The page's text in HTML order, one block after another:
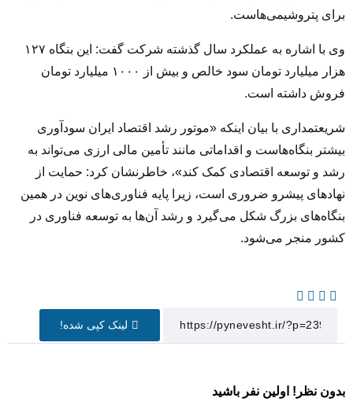
برای پتروشیمی‌هاست.
وی با اشاره به عملکرد سال گذشته شرکت گفت: این بنگاه ۱۲۷
هزار میلیارد تومان سود خالص و بیش از ۱۰۰۰ میلیارد تومان
فروش داشته است.
شریعتمداری با بیان اینکه «موتور رشد اقتصاد ایران سودآوری
بیشتر بنگاه‌هاست و اقداماتی مانند تأمین مالی ارزی می‌تواند به
رشد و توسعه اقتصادی کمک کند»، خاطرنشان کرد: حمایت از
نهادهای پیشرو ضروری است، زیرا پایه فناوری‌های نوین در همین
بنگاه‌های بزرگ شکل می‌گیرد و رشد آن‌ها به توسعه فناوری در
کشور منجر می‌شود.
لینک کپی شده!
بدون نظر! اولین نفر باشید